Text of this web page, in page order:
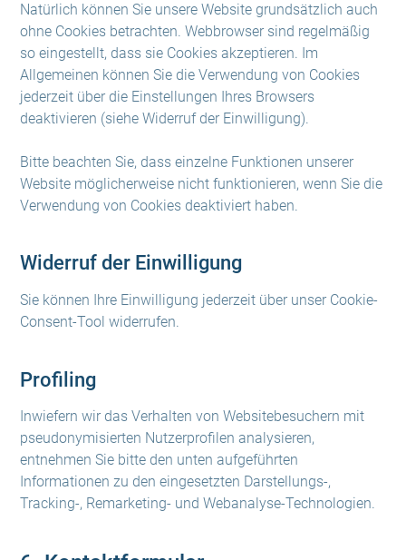
Natürlich können Sie unsere Website grundsätzlich auch
ohne Cookies betrachten. Webbrowser sind regelmäßig
so eingestellt, dass sie Cookies akzeptieren. Im
Allgemeinen können Sie die Verwendung von Cookies
jederzeit über die Einstellungen Ihres Browsers
deaktivieren (siehe Widerruf der Einwilligung).
Bitte beachten Sie, dass einzelne Funktionen unserer
Website möglicherweise nicht funktionieren, wenn Sie die
Verwendung von Cookies deaktiviert haben.
Widerruf der Einwilligung
Sie können Ihre Einwilligung jederzeit über unser Cookie-
Consent-Tool widerrufen.
Profiling
Inwiefern wir das Verhalten von Websitebesuchern mit
pseudonymisierten Nutzerprofilen analysieren,
entnehmen Sie bitte den unten aufgeführten
Informationen zu den eingesetzten Darstellungs-,
Tracking-, Remarketing- und Webanalyse-Technologien.